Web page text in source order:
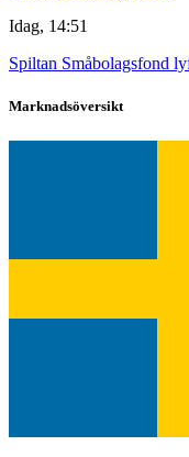
Idag, 14:51
Spiltan Småbolagsfond
Marknadsöversikt